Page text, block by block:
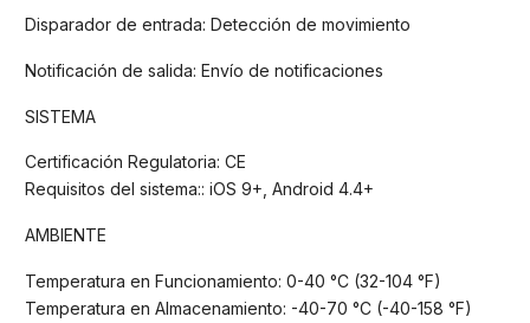
Disparador de entrada: Detección de movimiento
Notificación de salida: Envío de notificaciones
SISTEMA
Certificación Regulatoria: CE
Requisitos del sistema:: iOS 9+, Android 4.4+
AMBIENTE
Temperatura en Funcionamiento: 0-40 °C (32-104 °F)
Temperatura en Almacenamiento: -40-70 °C (-40-158 °F)